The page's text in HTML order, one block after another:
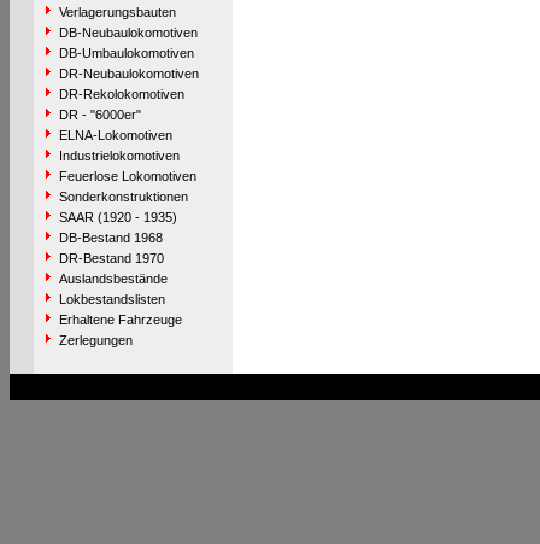
Verlagerungsbauten
DB-Neubaulokomotiven
DB-Umbaulokomotiven
DR-Neubaulokomotiven
DR-Rekolokomotiven
DR - "6000er"
ELNA-Lokomotiven
Industrielokomotiven
Feuerlose Lokomotiven
Sonderkonstruktionen
SAAR (1920 - 1935)
DB-Bestand 1968
DR-Bestand 1970
Auslandsbestände
Lokbestandslisten
Erhaltene Fahrzeuge
Zerlegungen